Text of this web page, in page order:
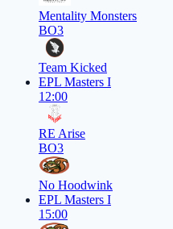
Mentality Monsters
BO3
Team Kicked
EPL Masters I
12:00
RE Arise
BO3
No Hoodwink
EPL Masters I
15:00